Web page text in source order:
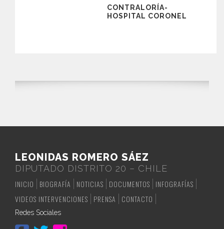
CONTRALORÍA-
HOSPITAL CORONEL
LEONIDAS ROMERO SÁEZ
DIPUTADO DISTRITO 20 – CHILE
INICIO
BIOGRAFÍA NOTICIAS DOCUMENTOS
INFOGRAFÍAS
VIDEOS INTERVENCIONES
PRENSA CONTACTO
Redes Sociales